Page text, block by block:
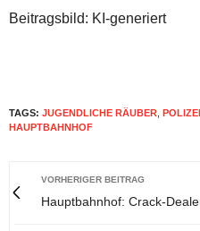
Beitragsbild: KI-generiert
TAGS: JUGENDLICHE RÄUBER
HAUPTBAHNHOF
VORHERIGER BEITRAG
Hauptbahnhof: Crack-